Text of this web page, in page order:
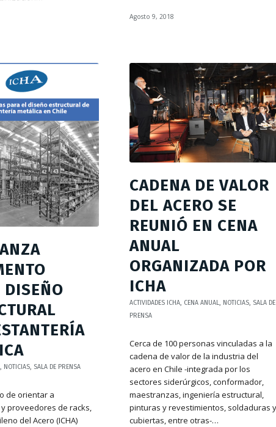
Agosto 9, 2018
DISEÑO
, NOTICIAS, SALA DE PRENSA
de orientar a
proveedores de racks,
del Acero (ICHA)
CADENA DE VALOR
DEL ACERO SE
REUNIÓ EN CENA
ANUAL
ORGANIZADA POR
ICHA
ACTIVIDADES ICHA, CENA ANUAL, NOTICIAS, SALA DE
PRENSA
Cerca de 100 personas vinculadas a la
cadena de valor de la industria del
acero en Chile -integrada por los
sectores siderúrgicos, conformador,
maestranzas, ingeniería estructural,
pinturas y revestimientos, soldaduras y
cubiertas, entre otras-…